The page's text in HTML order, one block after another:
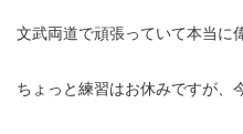
文武両道で頑張っていて本当に
ちょっと練習はお休みですが、